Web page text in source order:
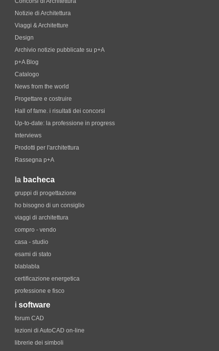
Notizie di Architettura
Viaggi & Architetture
Design
Archivio notizie pubblicate su p+A
p+A Blog
Catalogo
News from the world
Progettare e costruire
Hall of fame. i risultati dei concorsi
Up-to-date: la professione in progress
Interviews
Prodotti per l'architettura
Rassegna p+A
la bacheca
gruppi di progettazione
ho bisogno di un consiglio
viaggi di architettura
compro - vendo
casa - studio
esami di stato
blablabla
certificazione energetica
professione e fisco
i software
forum CAD
lezioni di AutoCAD on-line
librerie dei simboli